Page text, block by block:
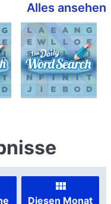
Alles ansehen
Diesen Monat